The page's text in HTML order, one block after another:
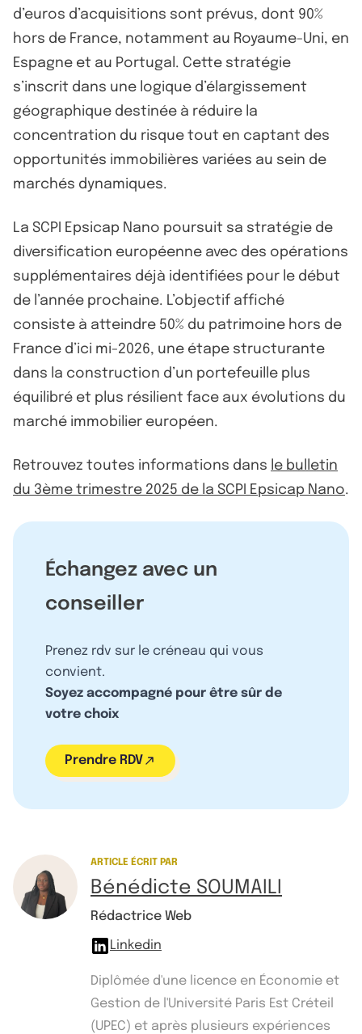
d’euros d’acquisitions sont prévus, dont 90%
hors de France, notamment au Royaume-Uni, en
Espagne et au Portugal. Cette stratégie
s’inscrit dans une logique d’élargissement
géographique destinée à réduire la
concentration du risque tout en captant des
opportunités immobilières variées au sein de
marchés dynamiques.
La SCPI Epsicap Nano poursuit sa stratégie de
diversification européenne avec des opérations
supplémentaires déjà identifiées pour le début
de l’année prochaine. L’objectif affiché
consiste à atteindre 50% du patrimoine hors de
France d’ici mi-2026, une étape structurante
dans la construction d’un portefeuille plus
équilibré et plus résilient face aux évolutions du
marché immobilier européen.
Retrouvez toutes informations dans le bulletin
du 3ème trimestre 2025 de la SCPI Epsicap Nano.
Échangez avec un
conseiller
Prenez rdv sur le créneau qui vous
convient.
Soyez accompagné pour être sûr de
votre choix
Prendre RDV
ARTICLE ÉCRIT PAR
Bénédicte SOUMAILI
Rédactrice Web
Linkedin
Diplômée d'une licence en Économie et
Gestion de l'Université Paris Est Créteil
(UPEC) et après plusieurs expériences